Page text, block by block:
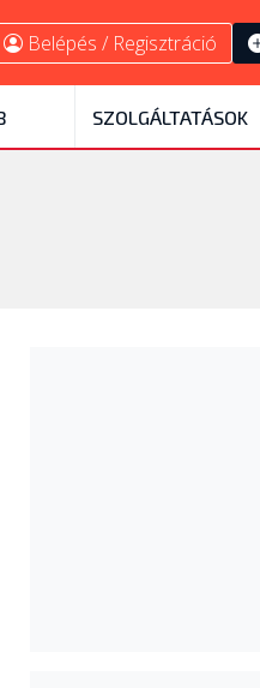
Belépés / Regisztráció
SZOLGÁLTATÁSOK